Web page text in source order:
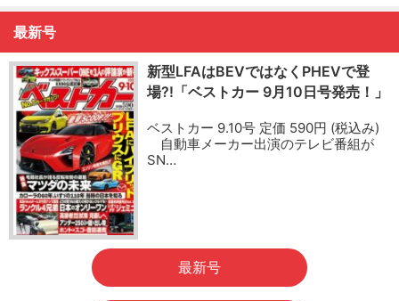
最新号
新型LFAはBEVではなくPHEVで登
場?!「ベストカー 9月10日号発売！」
ベストカー 9.10号 定価 590円 (税込み)
自動車メーカー出演のテレビ番組が
SN…
最新号